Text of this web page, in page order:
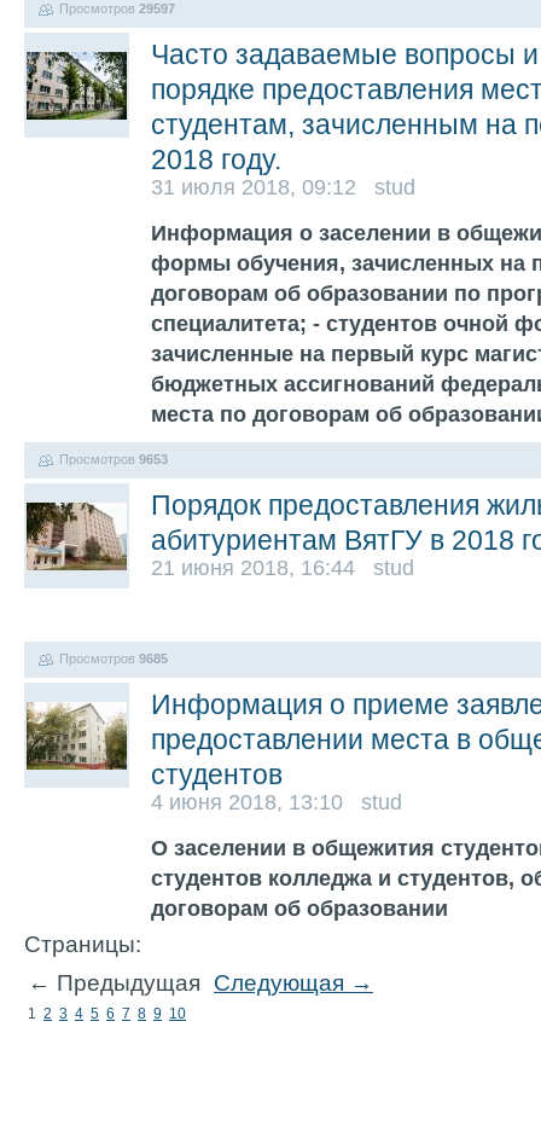
Просмотров 29597
Часто задаваемые вопросы
порядке предоставления
студентам, зачисленным на
2018 году.
31 июля 2018, 09:12 stud
Информация о заселении в
формы обучения, зачисленных на
договорам об образовании по
специалитета; - студентов очной
зачисленные на первый курс
бюджетных ассигнований
места по договорам об
Просмотров 9653
Порядок предоставления
абитуриентам ВятГУ в 2018
21 июня 2018, 16:44 stud
Просмотров 9685
Информация о приеме
предоставлении места в
студентов
4 июня 2018, 13:10 stud
О заселении в общежития
студентов колледжа и студентов,
договорам об образовании
Страницы:
← Предыдущая Следующая →
1 2 3 4 5 6 7 8 9 10